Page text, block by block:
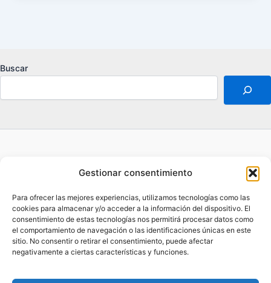
Gestionar consentimiento
Para ofrecer las mejores experiencias, utilizamos tecnologías como las
cookies para almacenar y/o acceder a la información del dispositivo. El
consentimiento de estas tecnologías nos permitirá procesar datos como
el comportamiento de navegación o las identificaciones únicas en este
sitio. No consentir o retirar el consentimiento, puede afectar
negativamente a ciertas características y funciones.
Buscar
Aviso legal
Contacto
Política de privacidad
Opt-out preferences